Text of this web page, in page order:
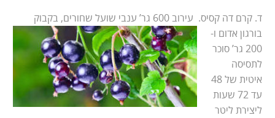
ד. קרם דה קסיס.
עירוב 600 גר’ ענבי שועל שחורים, בקבוק
בורגון אדום ו-
200 גר’ סוכר
לתסיסה
איטית של 48
עד 72 שעות
ליצירת ליטר